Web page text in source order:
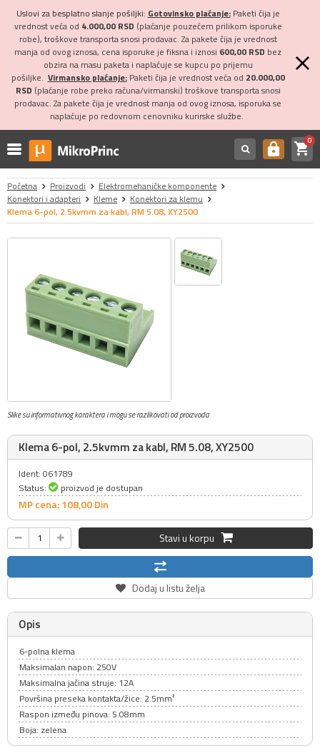
Uslovi za besplatno slanje pošiljki: Gotovinsko plaćanje:Paketi čija je
vrednost veća od 4.000,00 RSD (plaćanje pouzećem prilikom isporuke
robe), troškove transporta snosi prodavac. Za pakete čija je vrednost
manja od ovog iznosa, cena isporuke je fiksna i iznosi 600,00 RSD bez
obzira na masu paketa i naplaćuje se kupcu po prijemu
pošiljke. Virmansko plaćanje:Paketi čija je vrednost veća od 20.000,00
RSD (plaćanje robe preko računa/virmanski) troškove transporta snosi
prodavac. Za pakete čija je vrednost manja od ovog iznosa, isporuka se
naplaćuje po redovnom cenovniku kurirske službe.
https shopping_cart0
Početna Proizvodi
Elektromehaničke komponente
Konektori i adapteri
Kleme
Konektori za klemu
Klema 6-pol, 2.5kvmm za kabl, RM 5.08, XY2500
Slike su informativnog karaktera i mogu se razlikovati od proizvoda
Klema 6-pol, 2.5kvmm za kabl, RM 5.08, XY2500
Ident: 061789
Status:
proizvod je dostupan
MP cena: 108,00Din
Stavi u korpu
Dodaj u listu želja
Opis
6-polna klema
Maksimalan napon: 250V
Maksimalna jačina struje: 12A
Površina preseka kontakta/žice: 2.5mm²
Raspon između pinova: 5.08mm
Boja: zelena